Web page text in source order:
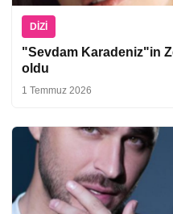
DIZI
"Sevdam Karadeniz"in
oldu
1 Temmuz 2026